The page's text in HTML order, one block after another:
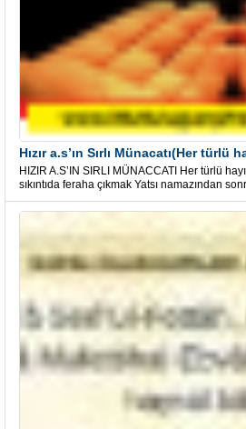
HIZIR A.S’IN SIRLI MÜNACCATI Her türlü
sıkıntıda feraha çıkmak Yatsı namazından